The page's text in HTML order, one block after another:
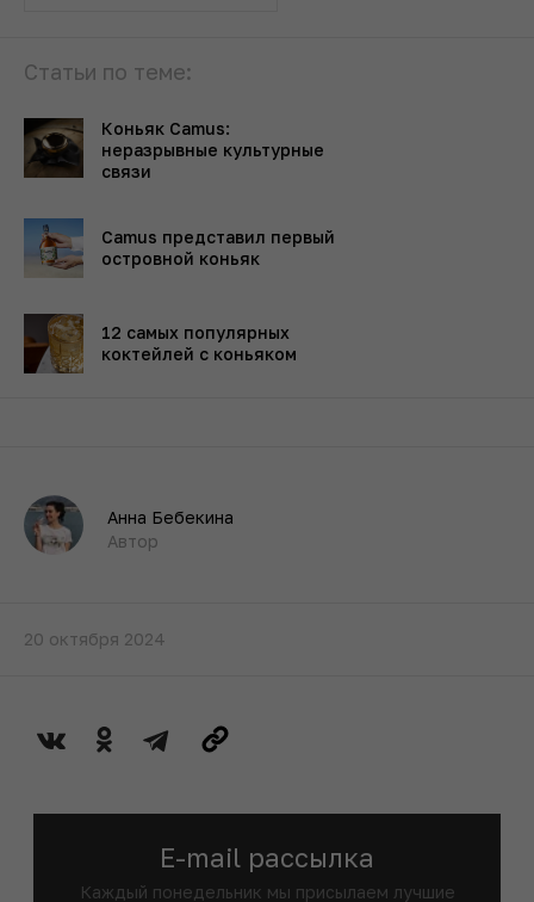
Статьи по теме:
Коньяк Camus:
неразрывные культурные
связи
Camus представил первый
островной коньяк
12 самых популярных
коктейлей с коньяком
Анна Бебекина
Автор
20 октября 2024
E-mail рассылка
Каждый понедельник мы присылаем лучшие